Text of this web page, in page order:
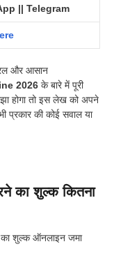
|| Telegram
और आसान
2026 के बारे में पूरी
होगा तो इस लेख को अपने
की कोई सवाल या
का शुल्क कितना
शुल्क ऑनलाइन जमा